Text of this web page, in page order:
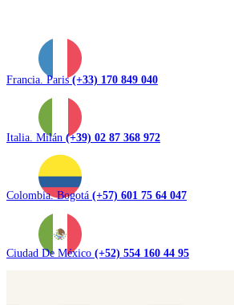
Francia. Paris(+33) 170 849 040
Italia. Milán (+39) 02 87 368 972
Colombia. Bogotá (+57) 601 75 64 047
Ciudad De México (+52) 554 160 44 95